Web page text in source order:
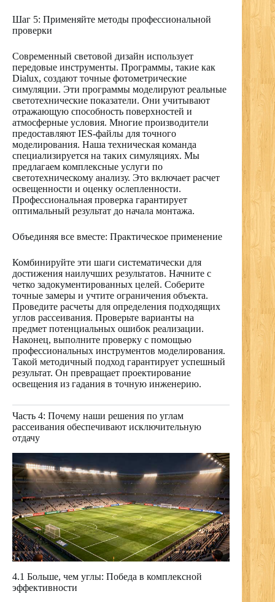
Шаг 5: Применяйте методы профессиональной
проверки
Современный световой дизайн использует
передовые инструменты. Программы, такие как
Dialux, создают точные фотометрические
симуляции. Эти программы моделируют реальные
светотехнические показатели. Они учитывают
отражающую способность поверхностей и
атмосферные условия. Многие производители
предоставляют IES-файлы для точного
моделирования. Наша техническая команда
специализируется на таких симуляциях. Мы
предлагаем комплексные услуги по
светотехническому анализу. Это включает расчет
освещенности и оценку ослепленности.
Профессиональная проверка гарантирует
оптимальный результат до начала монтажа.
Объединяя все вместе: Практическое применение
Комбинируйте эти шаги систематически для
достижения наилучших результатов. Начните с
четко задокументированных целей. Соберите
точные замеры и учтите ограничения объекта.
Проведите расчеты для определения подходящих
углов рассеивания. Проверьте варианты на
предмет потенциальных ошибок реализации.
Наконец, выполните проверку с помощью
профессиональных инструментов моделирования.
Такой методичный подход гарантирует успешный
результат. Он превращает проектирование
освещения из гадания в точную инженерию.
Часть 4: Почему наши решения по углам
рассеивания обеспечивают исключительную
отдачу
4.1 Больше, чем углы: Победа в комплексной
эффективности